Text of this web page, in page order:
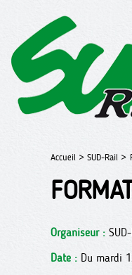
Accueil > SUD-Rail >
Organiseur :
Date : Du mardi